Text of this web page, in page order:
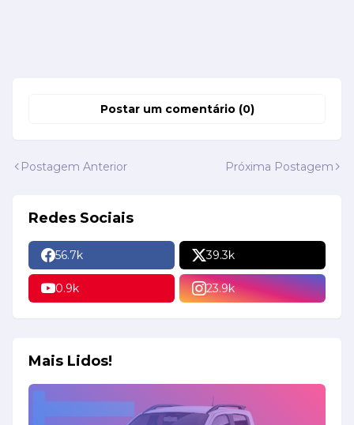
Postar um comentário (0)
Postagem Anterior Próxima Postagem
Redes Sociais
56.7k 39.3k
0.9k 23.9k
Mais Lidos!